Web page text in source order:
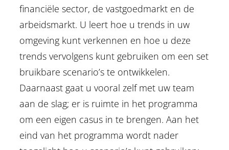
financiële sector, de vastgoedmarkt en de
arbeidsmarkt. U leert hoe u trends in uw
omgeving kunt verkennen en hoe u deze
trends vervolgens kunt gebruiken om een set
bruikbare scenario’s te ontwikkelen.
Daarnaast gaat u vooral zelf met uw team
aan de slag; er is ruimte in het programma
om een eigen casus in te brengen. Aan het
eind van het programma wordt nader